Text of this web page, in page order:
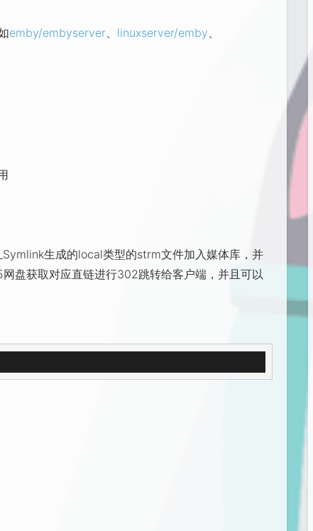
emby/embyserver、 linuxserver/emby、
生成的local类型的strm文件加入媒体库，并
盘获取对应直链进行302跳转给客户端，并且可以